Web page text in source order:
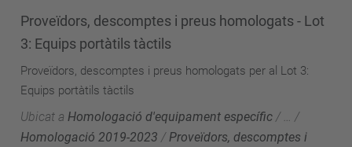
Proveïdors, descomptes i preus homologats - Lot
3: Equips portàtils tàctils
Proveïdors, descomptes i preus homologats per al Lot 3:
Equips portàtils tàctils
Ubicat a Homologació d'equipament específic / … /
Homologació 2019-2023 /Proveïdors, descomptes i